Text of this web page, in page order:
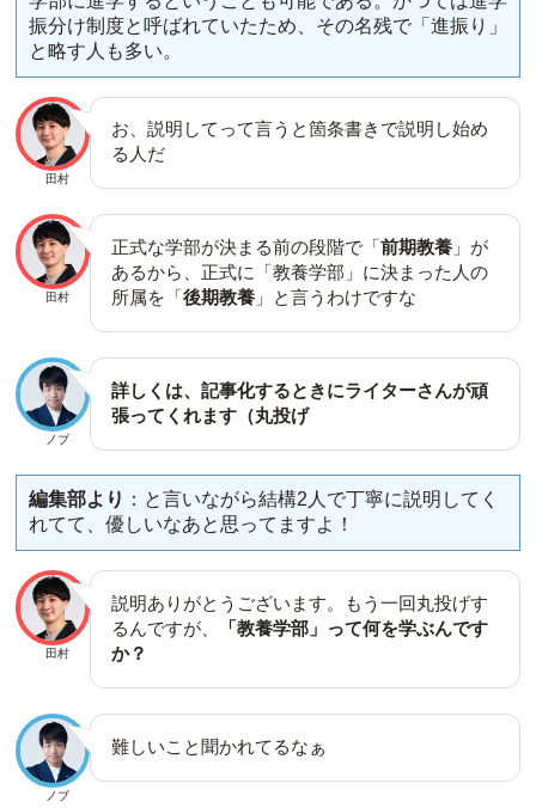
振分け制度と呼ばれていたため、その名残で「進振り」
と略す人も多い。
田村
お、説明してって言うと箇条書きで説明し始め
る人だ
田村
正式な学部が決まる前の段階で「前期教養 」が
あるから、正式に「教養学部」に決まった人の
所属を「後期教養 」と言うわけですな
ノブ
詳しくは、記事化するときにライターさんが頑
張ってくれます（丸投げ
編集部より ：と言いながら結構2人で丁寧に説明してく
れてて、優しいなあと思ってますよ！
田村
説明ありがとうございます。もう一回丸投げす
るんですが、
「教養学部」って何を学ぶんです
か？
ノブ
難しいこと聞かれてるなぁ